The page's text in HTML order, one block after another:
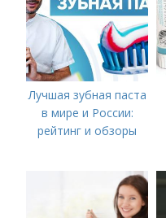
Лучшая зубная паста
в мире и России:
рейтинг и обзоры